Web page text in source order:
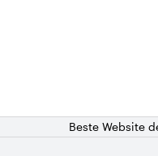
Beste Website